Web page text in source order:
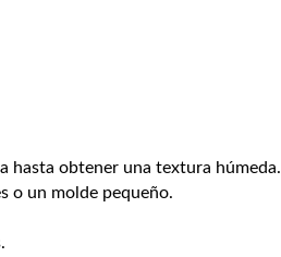
hasta obtener una textura húmeda.
o un molde pequeño.